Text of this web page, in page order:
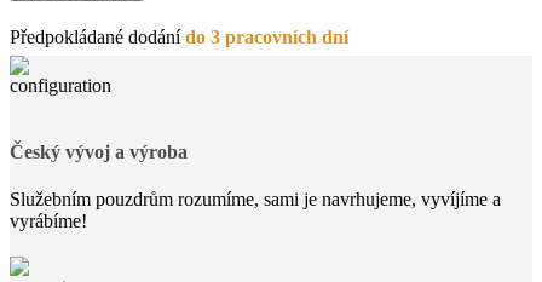
Předpokládané dodánído 3 pracovních dní
Český vývoj a výroba
Služebním pouzdrům rozumíme, sami je navrhujeme, vyvíjíme a
vyrábíme!